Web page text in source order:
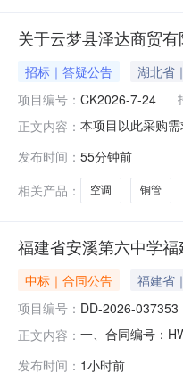
关于云梦县泽达商贸
招标｜答疑公告 湖北省
项目编号： CK2026-7-24
正文内容： 本项目以此采购
加热、独立除湿
发布时间： 55分钟前
相关产品：
空调 铜管
福建省安溪第六中学
中标｜合同公告 福建省
项目编号： DD-2026-037353
正文内容： 一、合同编号：
泉秀街道联系方
发布时间： 1小时前